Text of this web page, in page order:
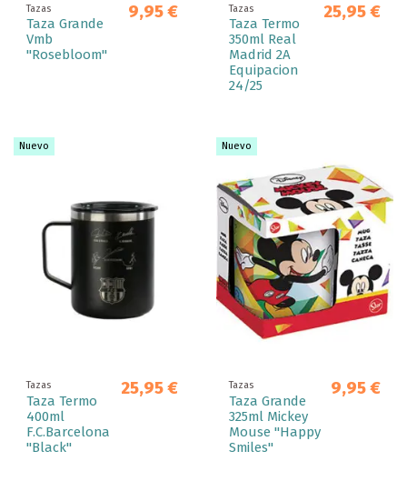
Tazas
Taza Grande
Vmb
"Rosebloom"
9,95 € Tazas
Taza Termo
350ml Real
Madrid 2A
Equipacion
24/25
25,95 €
Nuevo
Tazas
Taza Termo
400ml
F.C.Barcelona
"Black"
25,95 €
Nuevo
Tazas
Taza Grande
325ml Mickey
Mouse "Happy
Smiles"
9,95 €